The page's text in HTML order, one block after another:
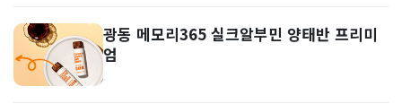
광동 메모리365 실크알부민 양태반 프리미
엄